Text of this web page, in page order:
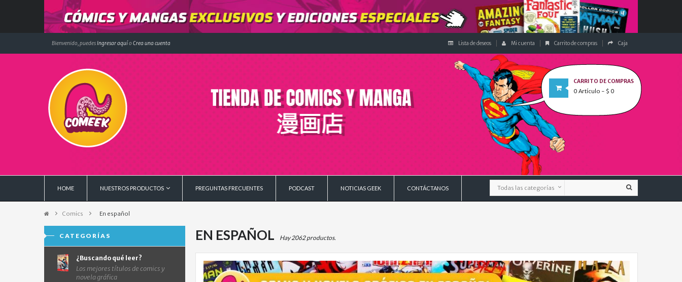
Bienvenido, puedesIngresar aquío Crea una cuenta Lista de deseos Mi cuenta Carrito de compras Caja
CARRITO DE COMPRAS
0 Artículo - $ 0
HOME NUESTROS PRODUCTOS PREGUNTAS FRECUENTES PODCAST NOTICIAS GEEK CONTÁCTANOS
Comics > En español
CATEGORÍAS
¿Buscando qué leer?
Los mejores títulos de comics y
novela gráfica
EN ESPAÑOL Hay 2062 productos.